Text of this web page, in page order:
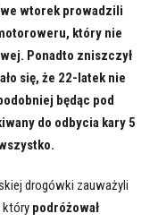
wtorek prowadzili
który nie
Ponadto zniszczył
się, że 22-latek nie
będąc pod
do odbycia kary 5
drogówki zauważyli
który podróżował